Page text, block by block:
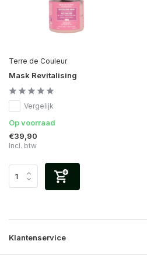
Terre de Couleur
Mask Revitalising
Vergelijk
Op voorraad
€39,90
Incl. btw
Klantenservice